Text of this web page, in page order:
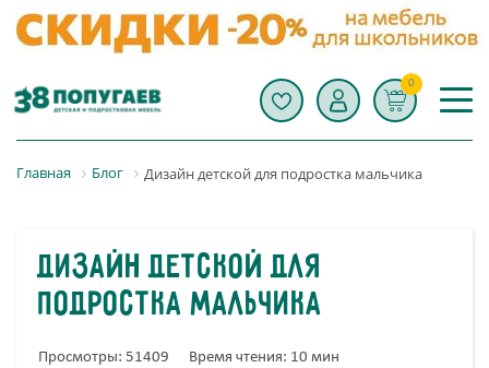
0
Главная Блог Дизайн детской для подростка мальчика
Дизайн детской для
подростка мальчика
Просмотры: 51409 Время чтения: 10 мин